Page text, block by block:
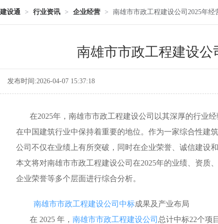
建设通 > 行业资讯 > 企业经营 > 南雄市市政工程建设公司2025年经
南雄市市政工程建设公
发布时间:2026-04-07 15:37:18
在2025年，南雄市市政工程建设公司以其深厚的行业经
在中国建筑行业中保持着重要的地位。作为一家综合性建
公司不仅在业绩上有所突破，同时在企业荣誉、诚信建设
本文将对南雄市市政工程建设公司在2025年的业绩、资质
企业荣誉等多个层面进行综合分析。
南雄市市政工程建设公司中标成果及产业布局
在 2025 年， 南雄市市政工程建设公司 总计中标22个项